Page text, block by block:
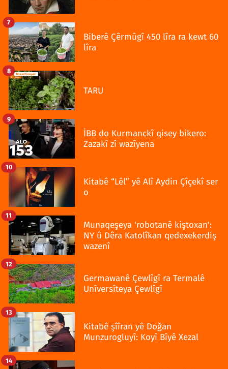
Biberê Çêrmûgî 450 lîra ra kewt 60
lîra
7
TARU
8
İBB do Kurmanckî qisey bikero:
Zazakî zî wazîyena
9
Kitabê “Lêl” yê Alî Aydin Çîçekî ser
o
10
Munaqeşeya 'robotanê kiştoxan':
NY û Dêra Katolîkan qedexekerdiş
wazenî
11
Germawanê Çewlîgî ra Termalê
Unîversîteya Çewlîgî
12
Kitabê şîîran yê Doğan
Munzurogluyî: Koyî Bîyê Xezal
13
14